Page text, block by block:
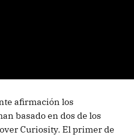
afirmación los
basado en dos de los
Curiosity. El primer de